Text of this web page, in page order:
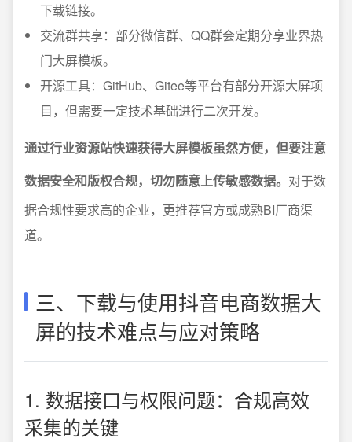
下载链接。
交流群共享：部分微信群、QQ群会定期分享业界热
门大屏模板。
开源工具：GitHub、Gitee等平台有部分开源大屏项
目，但需要一定技术基础进行二次开发。
通过行业资源站快速获得大屏模板虽然方便，但要注意
数据安全和版权合规，切勿随意上传敏感数据。 对于数
据合规性要求高的企业，更推荐官方或成熟BI厂商渠
道。
三、下载与使用抖音电商数据大
屏的技术难点与应对策略
1. 数据接口与权限问题：合规高效
采集的关键